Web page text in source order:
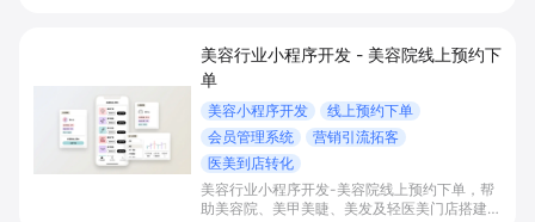
提升到店与下单转化。
美容行业小程序开发 - 美容院线上预约下
单
美容小程序开发
线上预约下单
会员管理系统
营销引流拓客
医美到店转化
美容行业小程序开发-美容院线上预约下单，帮
助美容院、美甲美睫、美发及轻医美门店搭建线